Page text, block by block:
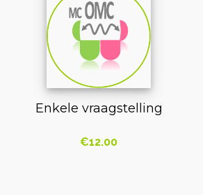
Enkele vraagstelling
€12.00